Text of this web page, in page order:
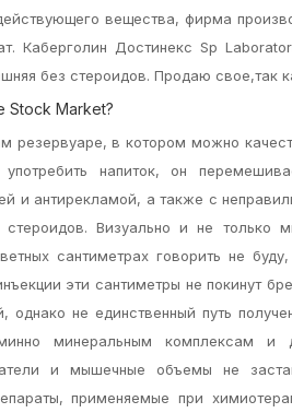
вещества, фирма
Каберголин Достинекс Sp
без стероидов. Продаю свое,так
Stock Market?
в котором можно
напиток, он
и антирекламой, а также с
Визуально и не только
сантиметрах говорить не
эти сантиметры не покинут
однако не единственный путь
минеральным комплексам и
и мышечные объемы не
применяемые при